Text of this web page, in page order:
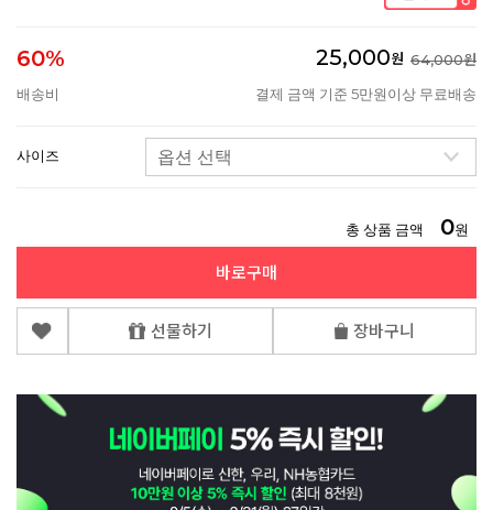
60% 25,000원 64,000원
배송비
결제 금액 기준 5만원이상 무료배송
사이즈
총 상품 금액 0원
바로구매
선물하기 장바구니